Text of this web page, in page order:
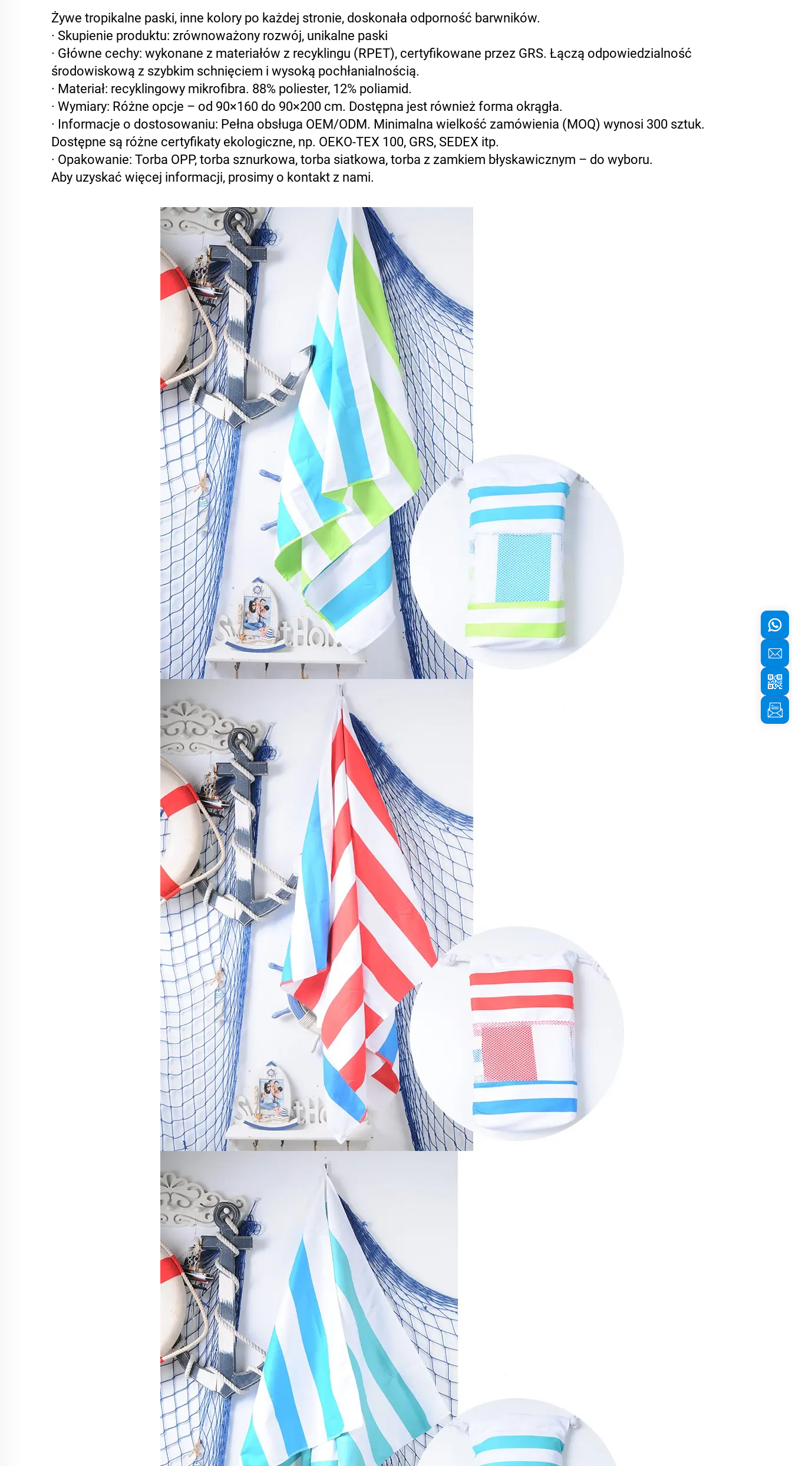
Żywe tropikalne paski, inne kolory po każdej stronie, doskonała odporność barwników.
· Skupienie produktu: zrównoważony rozwój, unikalne paski
· Główne cechy: wykonane z materiałów z recyklingu (RPET), certyfikowane przez GRS. Łączą odpowiedzialność
środowiskową z szybkim schnięciem i wysoką pochłanialnością.
· Materiał: recyklingowy mikrofibra. 88% poliester, 12% poliamid.
· Wymiary: Różne opcje – od 90×160 do 90×200 cm. Dostępna jest również forma okrągła.
· Informacje o dostosowaniu: Pełna obsługa OEM/ODM. Minimalna wielkość zamówienia (MOQ) wynosi 300 sztuk.
Dostępne są różne certyfikaty ekologiczne, np. OEKO-TEX 100, GRS, SEDEX itp.
· Opakowanie: Torba OPP, torba sznurkowa, torba siatkowa, torba z zamkiem błyskawicznym – do wyboru.
Aby uzyskać więcej informacji, prosimy o kontakt z nami.